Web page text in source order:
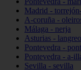
Madrid -
A-coruña -
Málaga - nerja
Asturias - langreo
Pontevedra -
Pontevedra - a-
Sevilla - sevilla